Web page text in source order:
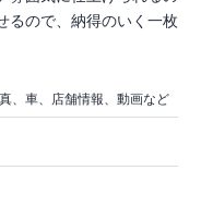
るので、納得のいく一枚
、車、店舗情報、動画など